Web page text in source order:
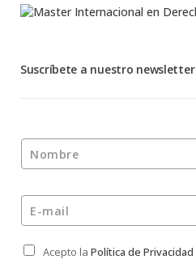
Suscríbete a nuestro newsletter
Nombre
E-mail *
Privacidad*
Acepto la Política de Privacidad